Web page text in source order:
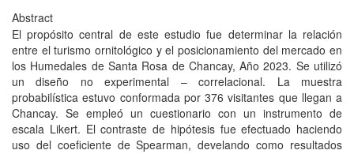
Abstract
El propósito central de este estudio fue determinar la relación
entre el turismo ornitológico y el posicionamiento del mercado en
los Humedales de Santa Rosa de Chancay, Año 2023. Se utilizó
un diseño no experimental – correlacional. La muestra
probabilística estuvo conformada por 376 visitantes que llegan a
Chancay. Se empleó un cuestionario con un instrumento de
escala Likert. El contraste de hipótesis fue efectuado haciendo
uso del coeficiente de Spearman, develando como resultados